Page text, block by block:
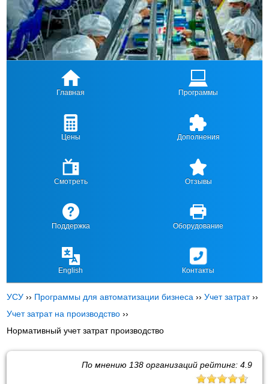
Главная Программы
Цены Дополнения
Смотреть Отзывы
Поддержка Оборудование
English Контакты
УСУ ›› Программы для автоматизации бизнеса ››Учет затрат››
Учет затрат на производство ››
Нормативный учет затрат производство
По мнению 138организаций рейтинг: 4.9